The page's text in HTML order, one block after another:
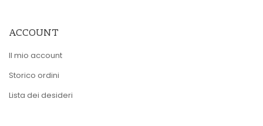
ACCOUNT
Il mio account
Storico ordini
Lista dei desideri